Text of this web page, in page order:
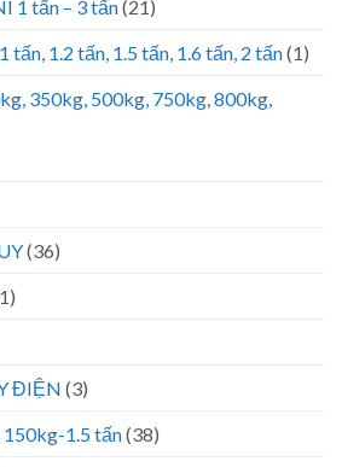
1 tấn – 3 tấn(21)
tấn, 1.2 tấn, 1.5 tấn, 1.6 tấn, 2 tấn(1)
350kg, 500kg, 750kg, 800kg,
(36)
ĐIỆN (3)
1.5 tấn(38)